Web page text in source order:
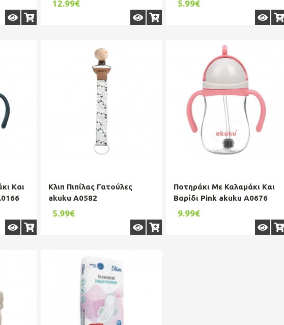
12.99€ 5.99€
Kαι
Κλιπ Πιπίλας Γατούλες
akuku A0582
5.99€
Ποτηράκι Mε Καλαμάκι Kαι
Βαρίδι Pink akuku A0676
9.99€